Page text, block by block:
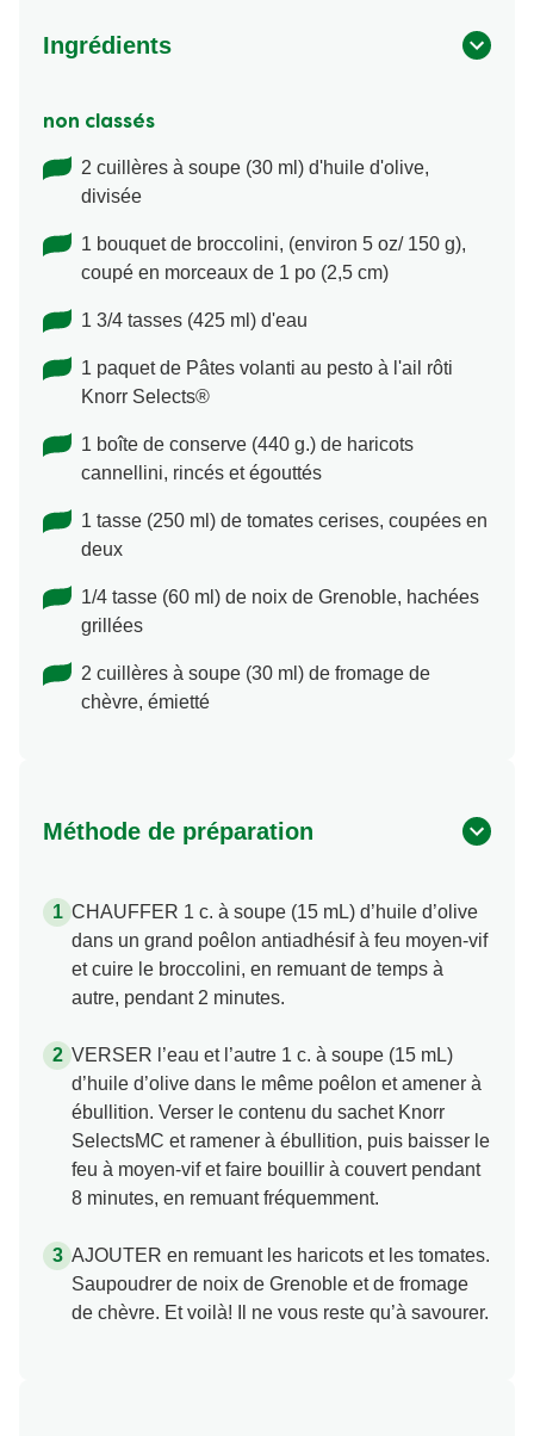
Ingrédients
non classés
2 cuillères à soupe (30 ml) d'huile d'olive,
divisée
1 bouquet de broccolini, (environ 5 oz/ 150 g),
coupé en morceaux de 1 po (2,5 cm)
1 3/4 tasses (425 ml) d'eau
1 paquet de Pâtes volanti au pesto à l'ail rôti
Knorr Selects®
1 boîte de conserve (440 g.) de haricots
cannellini, rincés et égouttés
1 tasse (250 ml) de tomates cerises, coupées en
deux
1/4 tasse (60 ml) de noix de Grenoble, hachées
grillées
2 cuillères à soupe (30 ml) de fromage de
chèvre, émietté
Méthode de préparation
CHAUFFER 1 c. à soupe (15 mL) d’huile d’olive
dans un grand poêlon antiadhésif à feu moyen-vif
et cuire le broccolini, en remuant de temps à
autre, pendant 2 minutes.
VERSER l’eau et l’autre 1 c. à soupe (15 mL)
d’huile d’olive dans le même poêlon et amener à
ébullition. Verser le contenu du sachet Knorr
SelectsMC et ramener à ébullition, puis baisser le
feu à moyen-vif et faire bouillir à couvert pendant
8 minutes, en remuant fréquemment.
AJOUTER en remuant les haricots et les tomates.
Saupoudrer de noix de Grenoble et de fromage
de chèvre. Et voilà! Il ne vous reste qu’à savourer.